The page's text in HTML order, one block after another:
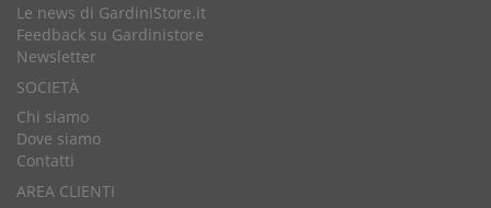
Le news di GardiniStore.it
Feedback su Gardinistore
Newsletter
SOCIETÀ
Chi siamo
Dove siamo
Contatti
AREA CLIENTI